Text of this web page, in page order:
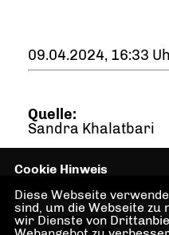
09.04.2024, 16:33
Quelle:
Sandra Khalatbari
Cookie Hinweis
Diese Webseite
sind, um die Webseite zu
wir Dienste von